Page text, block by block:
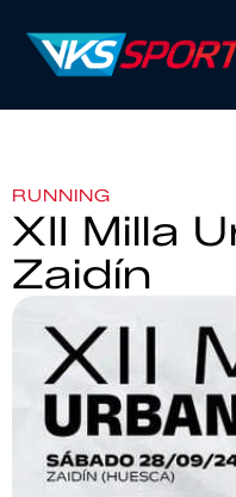
RUNNING
XII Milla
Zaidín